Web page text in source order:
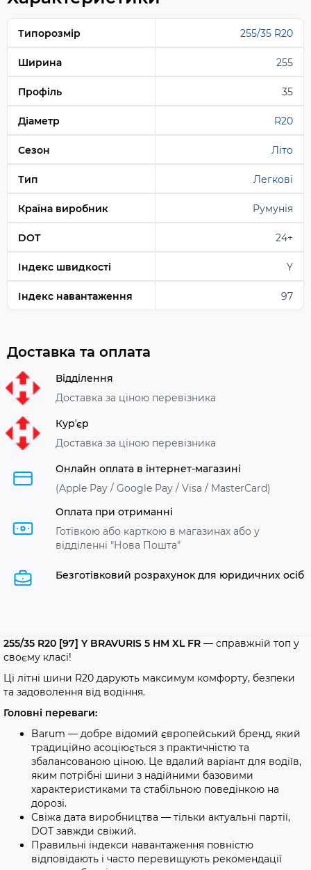
Типорозмір 255/35 R20
Ширина 255
Профіль 35
Діаметр R20
Сезон Літо
Тип Легкові
Країна виробник Румунія
DOT 24+
Індекс швидкості Y
Індекс навантаження 97
Доставка та оплата
Відділення
Доставка за ціною перевізника
Курʼєр
Доставка за ціною перевізника
Онлайн оплата в інтернет-магазині
(Apple Pay / Google Pay / Visa / MasterСard)
Оплата при отриманні
Готівкою або карткою в магазинах або у
відділенні "Нова Пошта"
Безготівковий розрахунок для юридичних осіб
255/35 R20 [97] Y BRAVURIS 5 HM XL FR — справжній топ у
своєму класі!
Ці літні шини R20 дарують максимум комфорту, безпеки
та задоволення від водіння.
Головні переваги:
Barum — добре відомий європейський бренд, який
традиційно асоціюється з практичністю та
збалансованою ціною. Це вдалий варіант для водіїв,
яким потрібні шини з надійними базовими
характеристиками та стабільною поведінкою на
дорозі.
Свіжа дата виробництва — тільки актуальні партії,
DOT завжди свіжий.
Правильні індекси навантаження повністю
відповідають і часто перевищують рекомендації